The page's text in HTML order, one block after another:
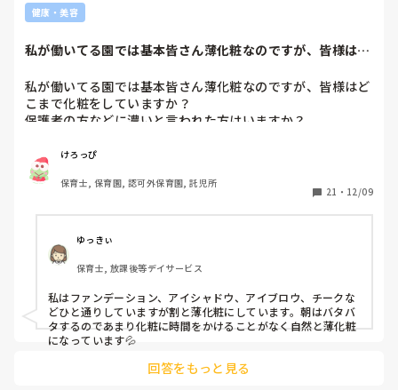
健康・美容
私が働いてる園では基本皆さん薄化粧なのですが、皆様はど
私が働いてる園では基本皆さん薄化粧なのですが、皆様はど
こまで化粧をしていますか？
保護者の方などに濃いと言われた方はいますか？
けろっぴ
保育士, 保育園, 認可外保育園, 託児所
21 ・ 12/09
ゆっきぃ
保育士, 放課後等デイサービス
私はファンデーション、アイシャドウ、アイブロウ、チークな
どひと通りしていますが割と薄化粧にしています。朝はバタバ
タするのであまり化粧に時間をかけることがなく自然と薄化粧
になっています💦
回答をもっと見る